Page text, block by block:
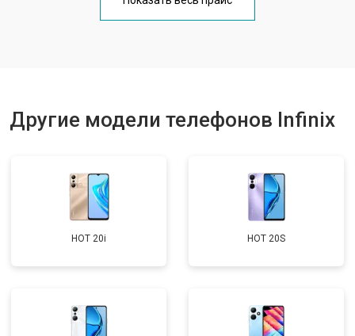
Ремонт цепи питания от 3200 ₽
Другие модели телефонов Infinix
HOT 20i HOT 20S